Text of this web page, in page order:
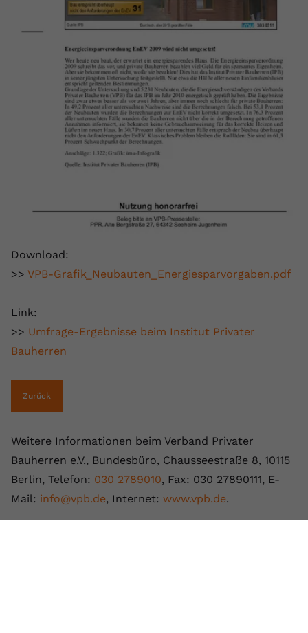
Download:
>> VPB-Grafik_Neubauten_Energiesparvorgaben.pdf
Link:
>> Umfrage-Ergebnisse beim Institut Privater
Bauherren
Zurück
Weitere Informationen beim Verband Privater
Bauherren e.V., Bundesbüro, Chausseestraße 8, 10115
Berlin, Telefon: 030 2789010, Fax: 030 27890111, E-
Mail: info@vpb.de, Internet: www.vpb.de.